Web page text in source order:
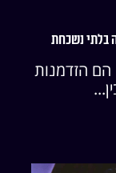
בלתי נשכחת
הם הזדמנות